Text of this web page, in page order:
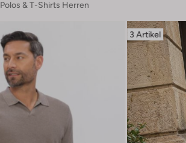
Polos & T-Shirts Herren
3 Artikel